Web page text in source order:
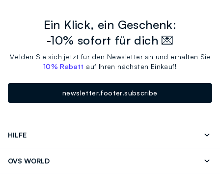
Ein Klick, ein Geschenk:
-10% sofort für dich 💌
Melden Sie sich jetzt für den Newsletter an und erhalten Sie
10% Rabatt auf Ihren nächsten Einkauf!
newsletter.footer.subscribe
HILFE
Bestellung/Rücksendung
OVS WORLD